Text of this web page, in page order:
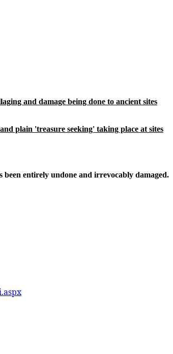
and damage being done to ancient sites
plain 'treasure seeking' taking place at sites
entirely undone and irrevocably damaged.